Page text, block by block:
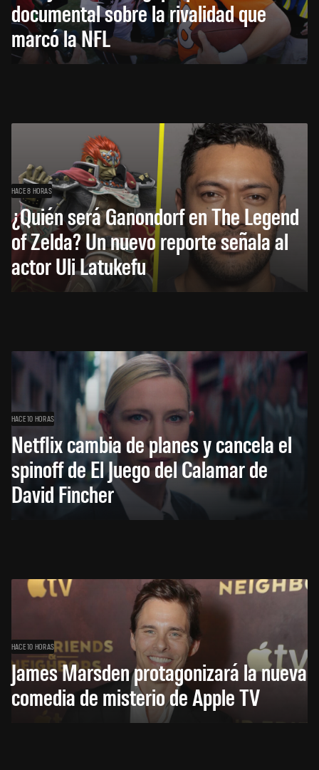
documental sobre la rivalidad que
marcó la NFL
HACE 8 HORAS
¿Quién será Ganondorf en The Legend
of Zelda? Un nuevo reporte señala al
actor Uli Latukefu
HACE 10 HORAS
Netflix cambia de planes y cancela el
spinoff de El Juego del Calamar de
David Fincher
HACE 10 HORAS
James Marsden protagonizará la nueva
comedia de misterio de Apple TV